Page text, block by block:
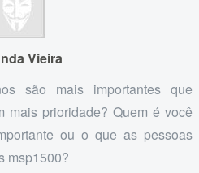
Vieira
são mais importantes que
mais prioridade? Quem é você
ou o que as pessoas
msp1500?